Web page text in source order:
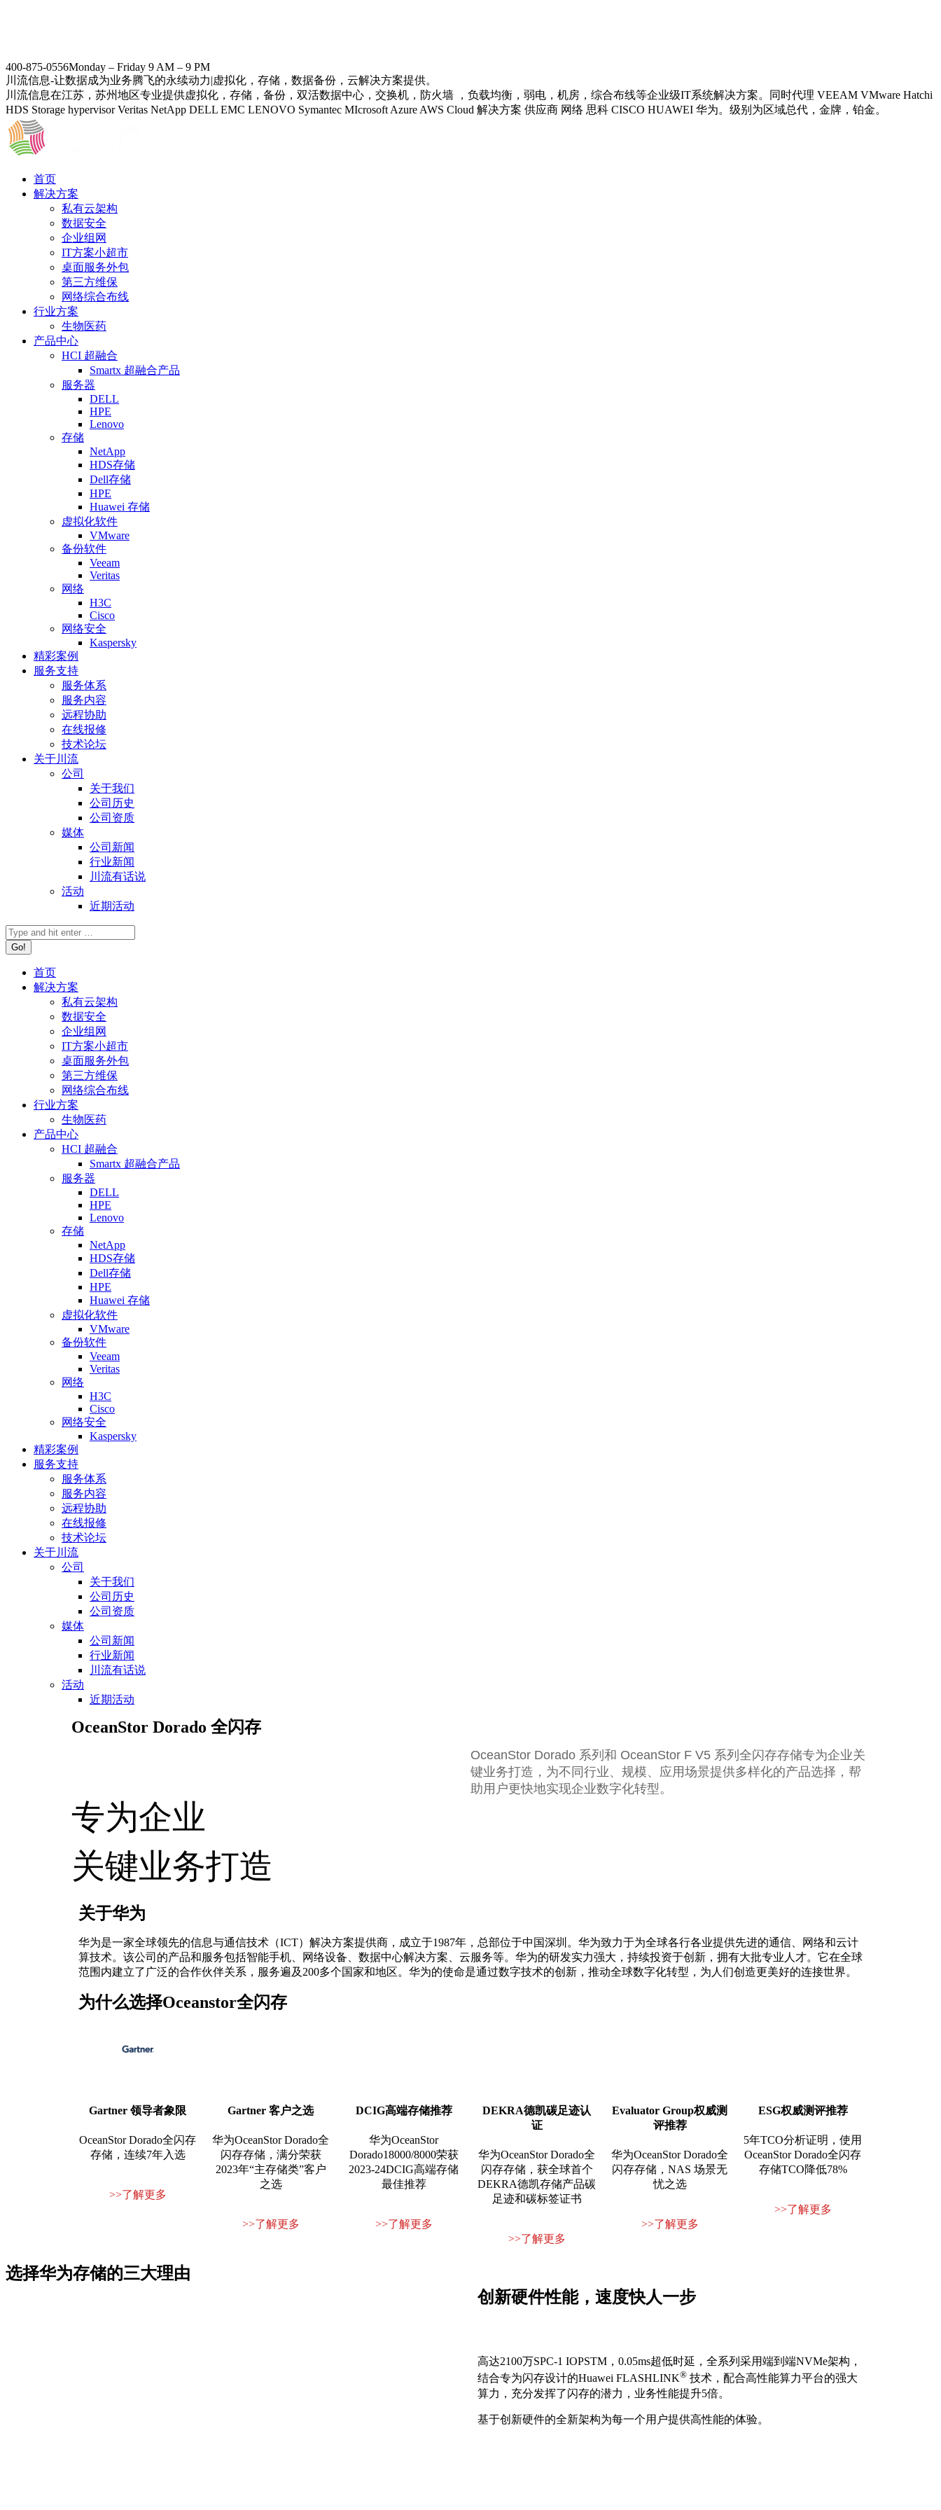
400-875-0556Monday – Friday 9 AM – 9 PM
川流信息-让数据成为业务腾飞的永续动力|虚拟化，存储，数据备份，云解决方案提供。
川流信息在江苏，苏州地区专业提供虚拟化，存储，备份，双活数据中心，交换机，防火墙 ，负载均衡，弱电，机房，综合布线等企业级IT系统解决方案。同时代理 VEEAM VMware Hatchi
HDS Storage hypervisor Veritas NetApp DELL EMC LENOVO Symantec MIcrosoft Azure AWS Cloud 解决方案 供应商 网络 思科 CISCO HUAWEI 华为。级别为区域总代，金牌，铂金。
首页
解决方案
私有云架构
数据安全
企业组网
IT方案小超市
桌面服务外包
第三方维保
网络综合布线
行业方案
生物医药
产品中心
HCI 超融合
Smartx 超融合产品
服务器
DELL
HPE
Lenovo
存储
NetApp
HDS存储
Dell存储
HPE
Huawei 存储
虚拟化软件
VMware
备份软件
Veeam
Veritas
网络
H3C
Cisco
网络安全
Kaspersky
精彩案例
服务支持
服务体系
服务内容
远程协助
在线报修
技术论坛
关于川流
公司
关于我们
公司历史
公司资质
媒体
公司新闻
行业新闻
川流有话说
活动
近期活动
首页
解决方案
私有云架构
数据安全
企业组网
IT方案小超市
桌面服务外包
第三方维保
网络综合布线
行业方案
生物医药
产品中心
HCI 超融合
Smartx 超融合产品
服务器
DELL
HPE
Lenovo
存储
NetApp
HDS存储
Dell存储
HPE
Huawei 存储
虚拟化软件
VMware
备份软件
Veeam
Veritas
网络
H3C
Cisco
网络安全
Kaspersky
精彩案例
服务支持
服务体系
服务内容
远程协助
在线报修
技术论坛
关于川流
公司
关于我们
公司历史
公司资质
媒体
公司新闻
行业新闻
川流有话说
活动
近期活动
OceanStor Dorado 全闪存
专为企业
关键业务打造
OceanStor Dorado 系列和 OceanStor F V5 系列全闪存存储专为企业关
键业务打造，为不同行业、规模、应用场景提供多样化的产品选择，帮
助用户更快地实现企业数字化转型。
关于华为
华为是一家全球领先的信息与通信技术（ICT）解决方案提供商，成立于1987年，总部位于中国深圳。华为致力于为全球各行各业提供先进的通信、网络和云计
算技术。该公司的产品和服务包括智能手机、网络设备、数据中心解决方案、云服务等。华为的研发实力强大，持续投资于创新，拥有大批专业人才。它在全球
范围内建立了广泛的合作伙伴关系，服务遍及200多个国家和地区。华为的使命是通过数字技术的创新，推动全球数字化转型，为人们创造更美好的连接世界。
为什么选择Oceanstor全闪存
Gartner 领导者象限
OceanStor Dorado全闪存
存储，连续7年入选
>>了解更多
Gartner 客户之选
华为OceanStor Dorado全
闪存存储，满分荣获
2023年“主存储类”客户
之选
>>了解更多
DCIG高端存储推荐
华为OceanStor
Dorado18000/8000荣获
2023-24DCIG高端存储
最佳推荐
>>了解更多
DEKRA德凯碳足迹认
证
华为OceanStor Dorado全
闪存存储，获全球首个
DEKRA德凯存储产品碳
足迹和碳标签证书
>>了解更多
Evaluator Group权威测
评推荐
华为OceanStor Dorado全
闪存存储，NAS 场景无
忧之选
>>了解更多
ESG权威测评推荐
5年TCO分析证明，使用
OceanStor Dorado全闪存
存储TCO降低78%
>>了解更多
选择华为存储的三大理由
创新硬件性能，速度快人一步
高达2100万SPC-1 IOPSTM，0.05ms超低时延，全系列采用端到端NVMe架构，
结合专为闪存设计的Huawei FLASHLINK® 技术，配合高性能算力平台的强大
算力，充分发挥了闪存的潜力，业务性能提升5倍。
基于创新硬件的全新架构为每一个用户提供高性能的体验。